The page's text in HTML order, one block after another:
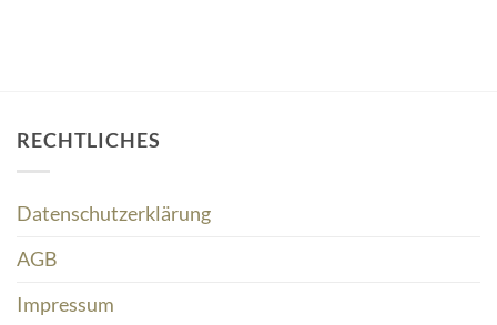
RECHTLICHES
Datenschutzerklärung
AGB
Impressum